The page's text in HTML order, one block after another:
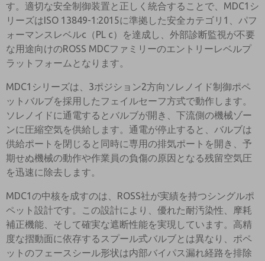
す。適切な安全制御装置と正しく統合することで、MDC1シ
リーズはISO 13849-1:2015に準拠した安全カテゴリ1、パフ
ォーマンスレベルc（PL c）を達成し、外部診断監視が不要
な用途向けのROSS MDCファミリーのエントリーレベルプ
ラットフォームとなります。
MDC1シリーズは、3ポジション2方向ソレノイド制御ポペ
ットバルブを採用したフェイルセーフ方式で動作します。
ソレノイドに通電するとバルブが開き、下流側の機械ゾー
ンに圧縮空気を供給します。通電が停止すると、バルブは
供給ポートを閉じると同時に専用の排気ポートを開き、予
期せぬ機械の動作や作業員の負傷の原因となる残留空気圧
を迅速に除去します。
MDC1の中核を成すのは、ROSS社が実績を持つシングルポ
ペット設計です。この設計により、優れた耐汚染性、摩耗
補正機能、そして確実な遮断性能を実現しています。高精
度な摺動面に依存するスプール式バルブとは異なり、ポペ
ットのフェースシール形状は内部バイパス漏れ経路を排除